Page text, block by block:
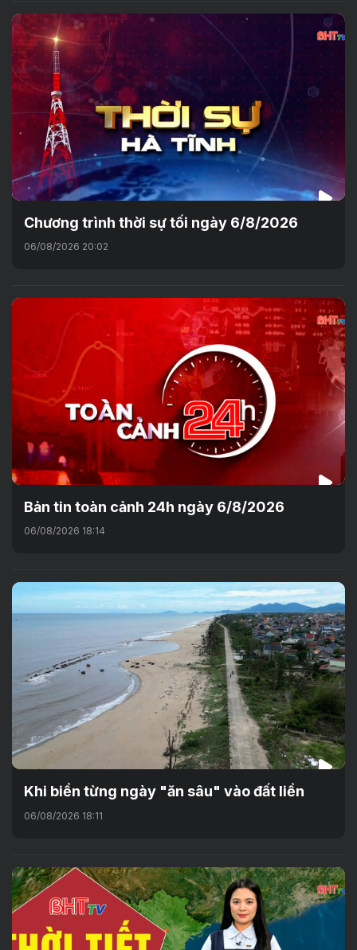
Chương trình thời sự tối ngày 6/8/2026
06/08/2026 20:02
Bản tin toàn cảnh 24h ngày 6/8/2026
06/08/2026 18:14
Khi biển từng ngày "ăn sâu" vào đất liền
06/08/2026 18:11